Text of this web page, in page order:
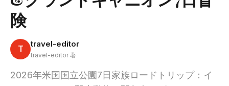
険
T travel-editor
travel-editor 著
2026年米国国立公園7日家族ロードトリップ：イ